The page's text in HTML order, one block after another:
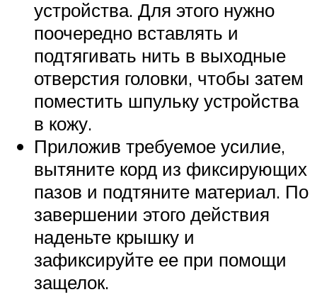
устройства. Для этого нужно
поочередно вставлять и
подтягивать нить в выходные
отверстия головки, чтобы затем
поместить шпульку устройства
в кожу.
Приложив требуемое усилие,
вытяните корд из фиксирующих
пазов и подтяните материал. По
завершении этого действия
наденьте крышку и
зафиксируйте ее при помощи
защелок.